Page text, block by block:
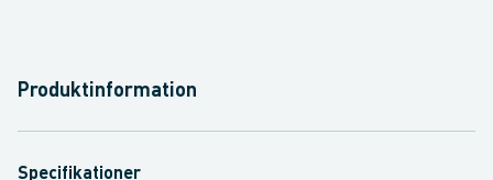
Produktinformation
Specifikationer